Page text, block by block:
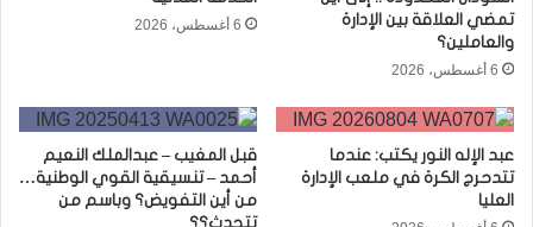
تمضي العلاقة بين الإدارة
والعاملين؟
6 أغسطس، 2026
6 أغسطس، 2026
عبد الإله النور يكتب: عندما
تتدحرج الكرة في ملعب الإدارة
العليا
قبل المغيب – عبدالملك النعيم
أحمد – تنسيقية القوي الوطنية…
من أين التفويض؟ وباسم من
تتحدث؟؟